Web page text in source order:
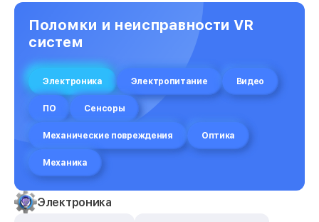
Поломки и неисправности VR
систем
Электроника Электропитание Видео
ПО Сенсоры
Механические повреждения Оптика
Механика
Электроника